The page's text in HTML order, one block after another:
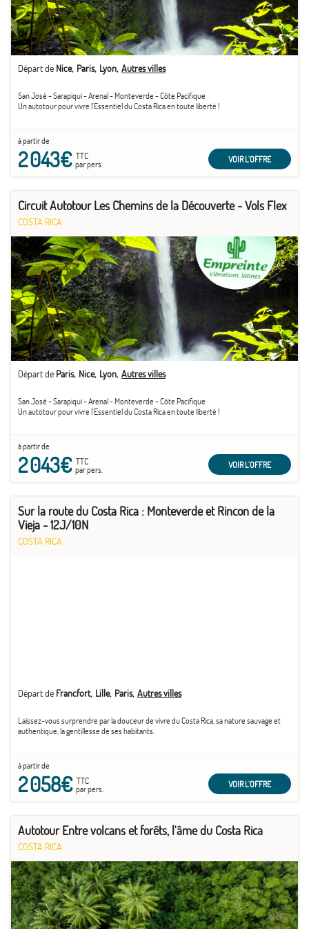
Départ de Nice Paris Lyon Autres villes
San José - Sarapiqui - Arenal - Monteverde - Côte Pacifique
Un autotour pour vivre l'Essentiel du Costa Rica en toute liberté !
à partir de
2 043€TTC
par pers.
VOIR L'OFFRE
Circuit Autotour Les Chemins de la Découverte - Vols Flex
COSTA RICA
Départ de Paris Nice Lyon Autres villes
San José - Sarapiqui - Arenal - Monteverde - Côte Pacifique
Un autotour pour vivre l'Essentiel du Costa Rica en toute liberté !
à partir de
2 043€TTC
par pers.
VOIR L'OFFRE
Sur la route du Costa Rica : Monteverde et Rincon de la
Vieja - 12J/10N
COSTA RICA
Départ de Francfort Lille Paris Autres villes
Laissez-vous surprendre par la douceur de vivre du Costa Rica, sa nature sauvage et
authentique, la gentillesse de ses habitants.
à partir de
2 058€TTC
par pers.
VOIR L'OFFRE
Autotour Entre volcans et forêts, l'âme du Costa Rica
COSTA RICA